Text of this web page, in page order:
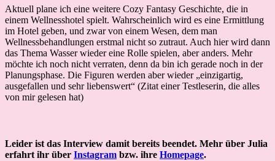
Aktuell plane ich eine weitere Cozy Fantasy Geschichte, die in
einem Wellnesshotel spielt. Wahrscheinlich wird es eine Ermittlung
im Hotel geben, und zwar von einem Wesen, dem man
Wellnessbehandlungen erstmal nicht so zutraut. Auch hier wird dann
das Thema Wasser wieder eine Rolle spielen, aber anders. Mehr
möchte ich noch nicht verraten, denn da bin ich gerade noch in der
Planungsphase. Die Figuren werden aber wieder „einzigartig,
ausgefallen und sehr liebenswert“ (Zitat einer Testleserin, die alles
von mir gelesen hat)
Leider ist das Interview damit bereits beendet. Mehr über Julia
erfahrt ihr über Instagram bzw. ihre Homepage.